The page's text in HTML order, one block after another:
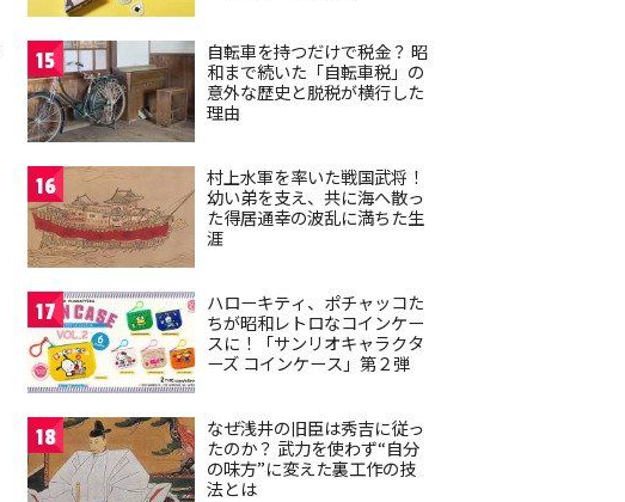
15
自転車を持つだけで税金？ 昭
和まで続いた「自転車税」の
意外な歴史と脱税が横行した
理由
16
村上水軍を率いた戦国武将！
幼い弟を支え、共に海へ散っ
た得居通幸の波乱に満ちた生
涯
17
ハローキティ、ポチャッコた
ちが昭和レトロなコインケー
スに！「サンリオキャラクタ
ーズ コインケース」第２弾
18
なぜ浅井の旧臣は秀吉に従っ
たのか？ 武力を使わず“自分
の味方”に変えた裏工作の技
法とは